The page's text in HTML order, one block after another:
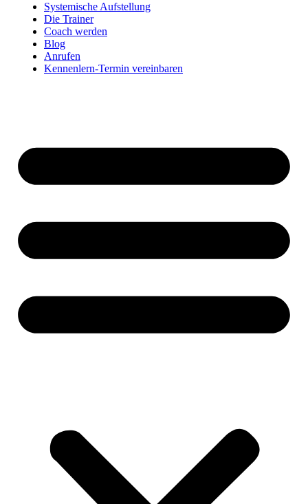
Systemische Aufstellung
Die Trainer
Coach werden
Blog
Anrufen
Kennenlern-Termin vereinbaren